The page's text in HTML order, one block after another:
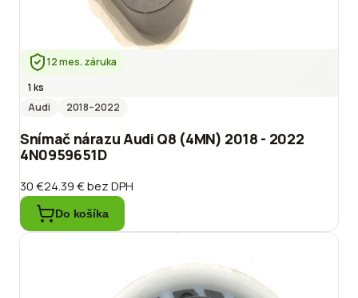
12 mes. záruka
1 ks
Audi
2018–2022
Snímač nárazu Audi Q8 (4MN) 2018 - 2022
4N0959651D
30 €24.39 €bez DPH
Do košíka